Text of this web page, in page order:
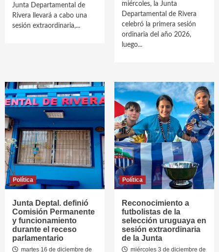
Junta Departamental de
Rivera llevará a cabo una
sesión extraordinaria,...
miércoles, la Junta
Departamental de Rivera
celebró la primera sesión
ordinaria del año 2026,
luego...
Política
Junta Deptal. definió
Comisión Permanente
y funcionamiento
durante el receso
parlamentario
martes 16 de diciembre de
Política
Reconocimiento a
futbolistas de la
selección uruguaya en
sesión extraordinaria
de la Junta
miércoles 3 de diciembre de